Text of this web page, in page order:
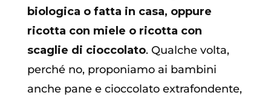
biologica o fatta in casa, oppure
ricotta con miele o ricotta con
scaglie di cioccolato. Qualche volta,
perché no, proponiamo ai bambini
anche pane e cioccolato extrafondente,